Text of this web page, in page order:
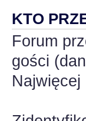
KTO
Forum
gości